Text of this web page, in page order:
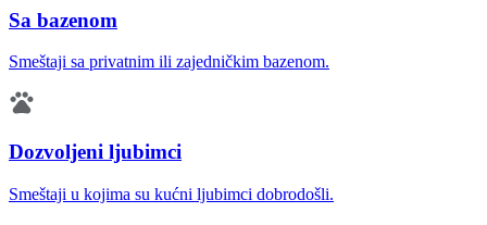
Sa bazenom
Smeštaji sa privatnim ili zajedničkim bazenom.
Dozvoljeni ljubimci
Smeštaji u kojima su kućni ljubimci dobrodošli.